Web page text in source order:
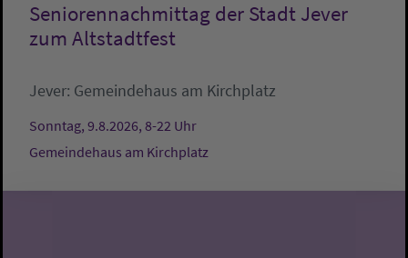
Seniorennachmittag der Stadt Jever
zum Altstadtfest
Jever: Gemeindehaus am Kirchplatz
Sonntag, 9.8.2026, 8-22 Uhr
Gemeindehaus am Kirchplatz